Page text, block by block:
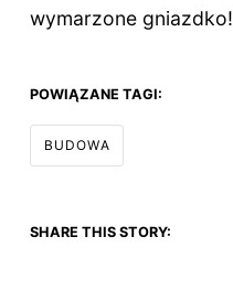
wymarzone gniazdko!
POWIĄZANE TAGI:
BUDOWA
SHARE THIS STORY: